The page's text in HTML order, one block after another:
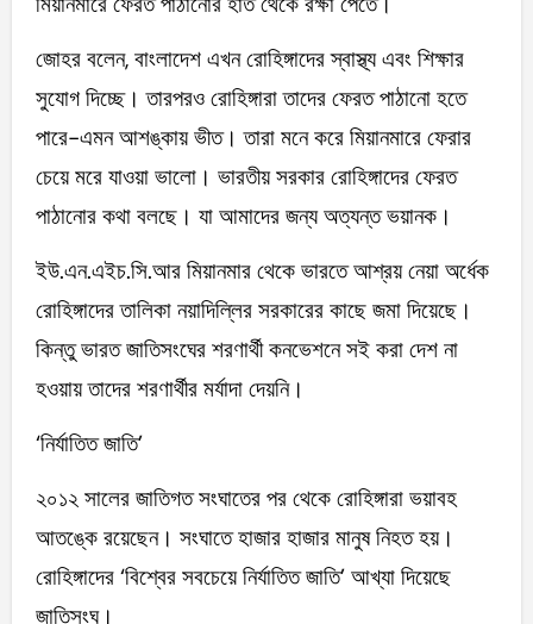
জোহর বলেন, বাংলাদেশ এখন রোহিঙ্গাদের স্বাস্থ্য এবং শিক্ষার
সুযোগ দিচ্ছে। তারপরও রোহিঙ্গারা তাদের ফেরত পাঠানো হতে
পারে-এমন আশঙ্কায় ভীত। তারা মনে করে মিয়ানমারে ফেরার
চেয়ে মরে যাওয়া ভালো। ভারতীয় সরকার রোহিঙ্গাদের ফেরত
পাঠানোর কথা বলছে। যা আমাদের জন্য অত্যন্ত ভয়ানক।
ইউ.এন.এইচ.সি.আর মিয়ানমার থেকে ভারতে আশ্রয় নেয়া অর্ধেক
রোহিঙ্গাদের তালিকা নয়াদিল্লির সরকারের কাছে জমা দিয়েছে।
কিন্তু ভারত জাতিসংঘের শরণার্থী কনভেশনে সই করা দেশ না
হওয়ায় তাদের শরণার্থীর মর্যাদা দেয়নি।
‘নির্যাতিত জাতি’
২০১২ সালের জাতিগত সংঘাতের পর থেকে রোহিঙ্গারা ভয়াবহ
আতঙ্কে রয়েছেন। সংঘাতে হাজার হাজার মানুষ নিহত হয়।
রোহিঙ্গাদের ‘বিশ্বের সবচেয়ে নির্যাতিত জাতি’ আখ্যা দিয়েছে
জাতিসংঘ।